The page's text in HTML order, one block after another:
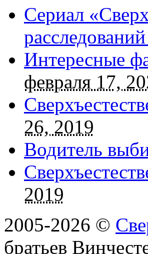
Сериал
Интересные
февраля 17,
26, 2019
Водитель
2019
2005-2026 ©
братьев